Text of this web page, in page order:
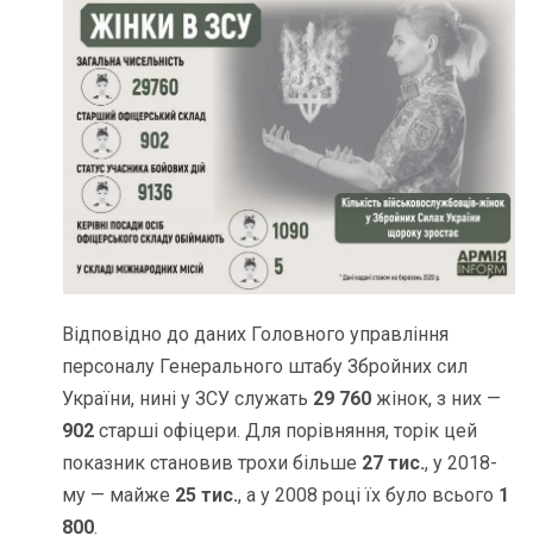
Відповідно до даних Головного управління
персоналу Генерального штабу Збройних сил
України, нині у ЗСУ служать 29 760 жінок, з них —
902старші офіцери. Для порівняння, торік цей
показник становив трохи більше 27 тис., у 2018-
му — майже 25 тис., а у 2008 році їх було всього 1
800.